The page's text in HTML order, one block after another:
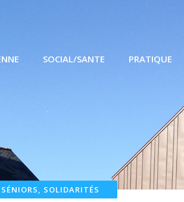
SOCIAL/SANTE PRATIQUE
SOLIDARITÉS